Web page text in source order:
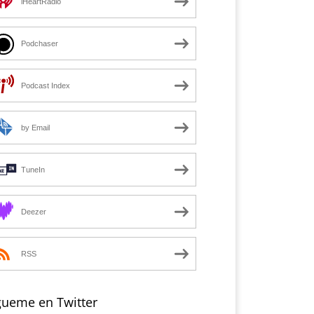
Podchaser
Podcast Index
by Email
TuneIn
Deezer
RSS
en Twitter